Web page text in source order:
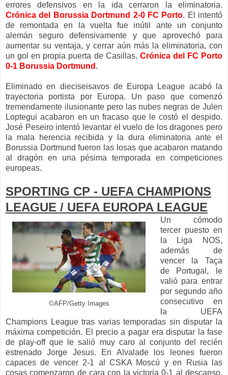
errores defensivos en la ida cerraron la eliminatoria.
Crónica del Borussia Dortmund 2-0 FC Porto. El intentó
de remontada en la vuelta fue inútil ante un conjunto
alemán seguro defensivamente y que aprovechó para
aumentar su ventaja, y cerrar aún más la eliminatoria, con
un gol en propia puerta de Casillas. Crónica del FC Porto
0-1 Borussia Dortmund .
Eliminado en dieciseisavos de Europa League acabó la
trayectoria portista por Europa. Un paso que comenzó
tremendamente ilusionante pero las nubes negras de Julen
Loptegui acabaron en un fracaso que le costó el despido.
José Peseiro intentó levantar el vuelo de los dragones pero
la mala herencia recibida y la dura eliminatoria ante el
Borussia Dortmund fueron las losas que acabaron matando
al dragón en una pésima temporada en competiciones
europeas.
SPORTING CP - UEFA CHAMPIONS
LEAGUE / UEFA EUROPA LEAGUE
©AFP/Getty Images
Un cómodo
tercer puesto en
la Liga NOS,
además de
vencer la Taça
de Portugal, le
valió para entrar
por segundo año
consecutivo en
la UEFA
Champions League tras varias temporadas sin disputar la
máxima competición. El precio a pagar era disputar la fase
de play-off que le salió muy caro al conjunto del recién
estrenado Jorge Jesus. En Alvalade los leones fueron
capaces de vencer 2-1 al CSKA Moscú y en Rusia las
cosas comenzaron de cara con la victoria 0-1 al descanso.